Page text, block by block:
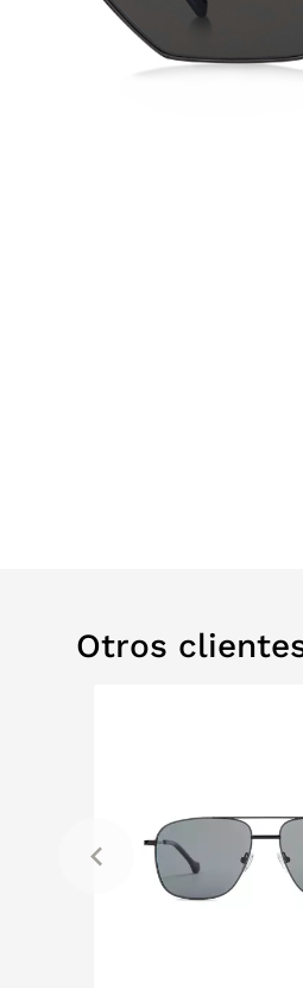
Otros